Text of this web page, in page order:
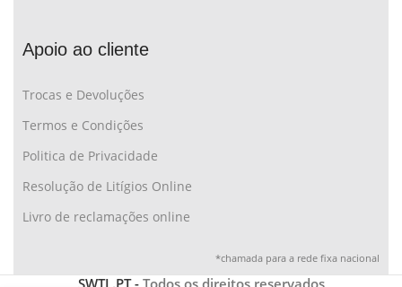
Apoio ao cliente
Trocas e Devoluções
Termos e Condições
Politica de Privacidade
Resolução de Litígios Online
Livro de reclamações online
*chamada para a rede fixa nacional
SWTL.PT - Todos os direitos reservados